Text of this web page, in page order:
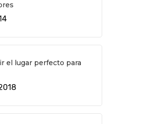
el lugar perfecto para